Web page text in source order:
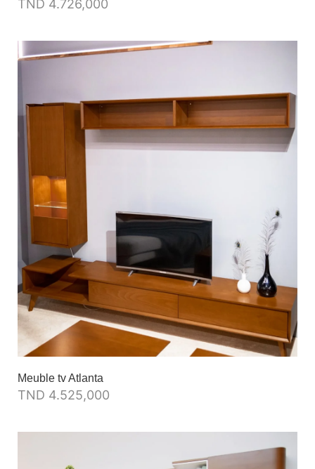
TND 4.726,000
Meuble tv Atlanta
TND 4.525,000